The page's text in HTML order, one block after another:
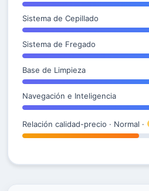
Sistema de Cepillado
Sistema de Fregado
Base de Limpieza
Navegación e Inteligencia
Relación calidad-precio · Normal ·